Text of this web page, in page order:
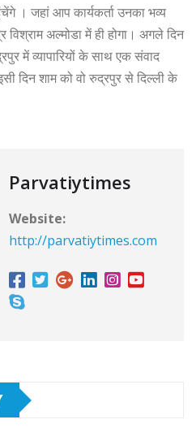
। जहां आप कार्यकर्ता उनका भव्य
अल्मोडा में ही होगा। अगले दिन
में व्यापारियों के साथ एक संवाद
दिन शाम को वो रुद्रपुर से दिल्ली के
Parvatiytimes
Website:
http://parvatiytimes.com